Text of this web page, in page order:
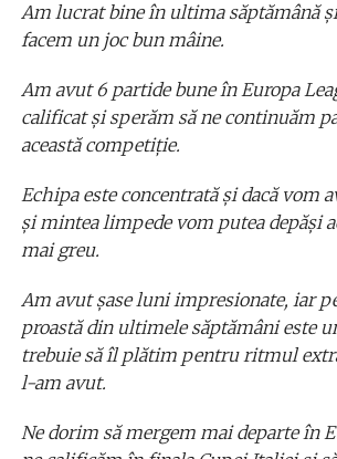
Am lucrat bine în ultima săptămână
facem un joc bun mâine.
Am avut 6 partide bune în Europa
calificat şi sperăm să ne continuăm
această competiţie.
Echipa este concentrată şi dacă vom
şi mintea limpede vom putea depăşi
mai greu.
Am avut şase luni impresionate, iar
proastă din ultimele săptămâni este
trebuie să îl plătim pentru ritmul
l-am avut.
Ne dorim să mergem mai departe în